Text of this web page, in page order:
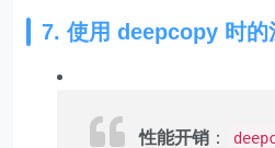
7. 使用 deepcopy 时的
性能开销 ：